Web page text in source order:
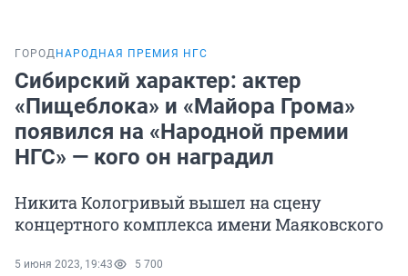
ГОРОД НАРОДНАЯ ПРЕМИЯ НГС
Сибирский характер: актер
«Пищеблока» и «Майора Грома»
появился на «Народной премии
НГС» — кого он наградил
Никита Кологривый вышел на сцену
концертного комплекса имени Маяковского
5 июня 2023, 19:43 5 700